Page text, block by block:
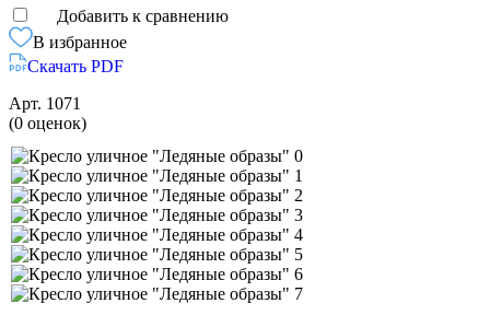
Добавить к сравнению
В избранное
Скачать PDF
Арт. 1071
(0 оценок)